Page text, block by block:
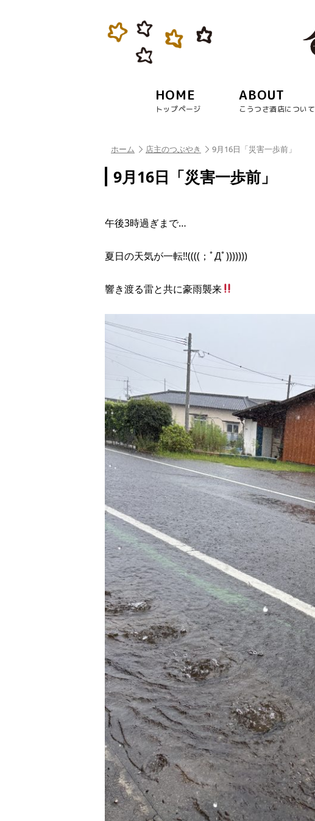
HOME
トップページ
ABOUT
こうつさ酒店について
ホーム 店主のつぶやき 9月16日「災害一歩前」
9月16日「災害一歩前」
午後3時過ぎまで…
夏日の天気が一転‼︎((((；ﾟДﾟ)))))))
響き渡る雷と共に豪雨襲来